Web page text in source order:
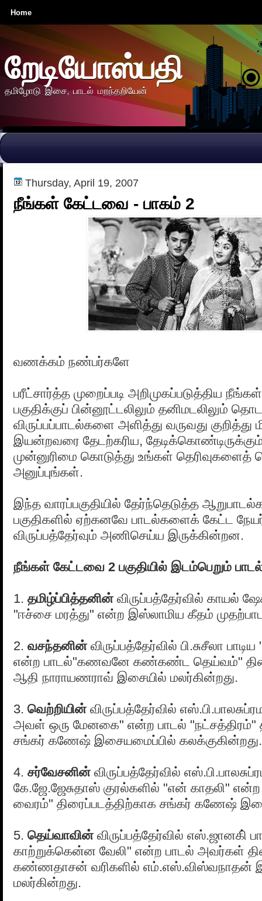
Home
றேடியோஸ்பதி
தமிழோடு இசை, பாடல் மறந்தறியேன்
Thursday, April 19, 2007
நீங்கள் கேட்டவை - பாகம் 2
வணக்கம் நண்பர்களே
பரீட்சார்த்த முறைப்படி அறிமுகப்படுத்திய
பகுதிக்குப் பின்னூட்டலிலும் தனிமடலிலும்
விருப்பப்பாடல்களை அளித்து வருவது குறித்து
இயன்றவரை தேடற்கரிய,
முன்னுரிமை கொடுத்து உங்கள் தெரிவுகளைத்
அனுப்புங்கள்.
இந்த வாரப்பகுதியில் தேர்ந்தெடுத்த
பகுதிகளில் ஏற்கனவே பாடல்களைக் கேட்ட
விருப்பத்தேர்வும் அணிசெய்ய இருக்கின்றன.
நீங்கள் கேட்டவை 2 பகுதியில் இடம்பெறும்
1. தமிழ்ப்பித்தனின்விருப்பத்தேர்வில் காயல்
"ஈச்சை மரத்து" என்ற இஸ்லாமிய கீதம்
2. வசந்தனின் விருப்பத்தேர்வில் பி.சுசீலா
என்ற பாடல்"கணவனே கண்கண்ட தெய்வம்"
ஆதி நாராயணராவ் இசையில் மலர்கின்றது.
3. வெற்றியின்விருப்பத்தேர்வில்
அவள் ஒரு மேனகை" என்ற பாடல் "நட்சத்திரம்"
சங்கர் கணேஷ் இசையமைப்பில் கலக்குகின்றது.
4. சர்வேசனின்விருப்பத்தேர்வில்
கே.ஜே.ஜேசுதாஸ் குரல்களில் "என் காதலி"
வைரம்" திரைப்படத்திற்காக சங்கர் கணேஷ்
5. தெய்வாவின்விருப்பத்தேர்வில் எஸ்.ஜானகி்
காற்றுக்கென்ன வேலி" என்ற பாடல் அவர்கள்
கண்ணதாசன் வரிகளில் எம்.எஸ்.விஸ்வநாதன்
மலர்கின்றது.